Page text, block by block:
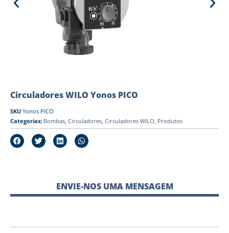
Circuladores WILO Yonos PICO
SKU Yonos PICO
Categorias: Bombas, Circuladores, Circuladores WILO, Produtos
ENVIE-NOS UMA MENSAGEM